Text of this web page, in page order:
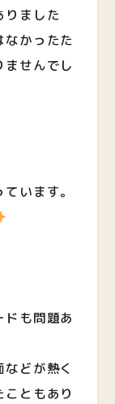
りました
なかったた
せんでし
います。
も問題あ
どが熱く
ともあり